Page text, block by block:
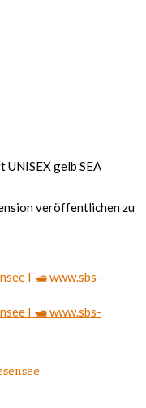
UNISEX gelb SEA
veröffentlichen zu